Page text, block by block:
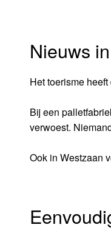
Nieuws
Het toerisme
Bij een
verwoest.
Ook in Westzaan